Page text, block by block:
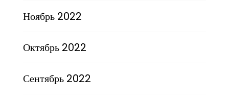
Ноябрь 2022
Октябрь 2022
Сентябрь 2022